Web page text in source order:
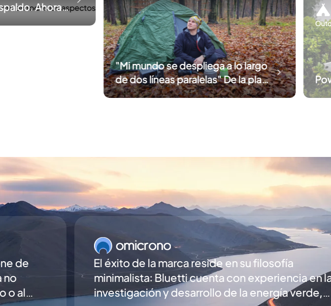
Ahora
los
"Mi mundo se despliega a lo largo
de dos líneas paralelas" De la placa
policial a la Estrella del Norte: la
en su filosofía
con experiencia en la
de la energía verde,
Esta estación de carga de
principales empresas de
cuenta con capacidad de